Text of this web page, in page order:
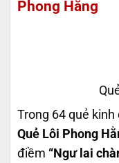
Phong Hằng
Trong 64 quẻ
Quẻ Lôi Phong
điềm “Ngư lai